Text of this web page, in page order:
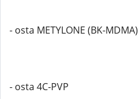
- osta METYLONE (BK-MDMA)
- osta 4C-PVP